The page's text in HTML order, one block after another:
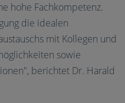
hohe Fachkompetenz.
die idealen
mit Kollegen und
sowie
berichtet Dr. Harald